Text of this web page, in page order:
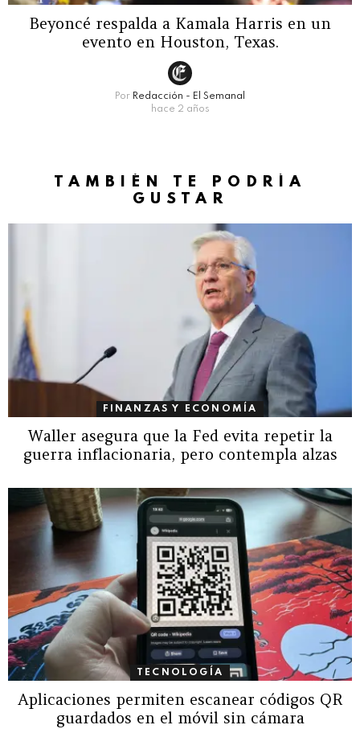
Beyoncé respalda a Kamala Harris en un
evento en Houston, Texas.
Por Redacción - El Semanal
hace 2 años
TAMBIÉN TE PODRÍA
GUSTAR
FINANZAS Y ECONOMÍA
Waller asegura que la Fed evita repetir la
guerra inflacionaria, pero contempla alzas
TECNOLOGÍA
Aplicaciones permiten escanear códigos QR
guardados en el móvil sin cámara